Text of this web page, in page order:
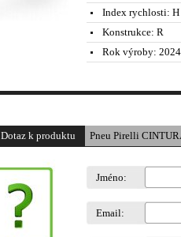
Index rychlosti:
Konstrukce: R
Rok výroby:
Dotaz k produktu Pneu Pirelli
Jméno:
Email: